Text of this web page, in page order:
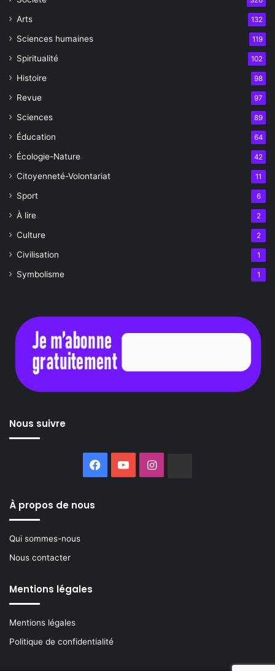
Arts 132
Sciences humaines 119
Spiritualité 102
Histoire 98
Revue 97
Sciences 89
Éducation 64
Écologie-Nature 42
Citoyenneté-Volontariat 11
Sport 6
À lire 2
Culture 2
Civilisation 1
Symbolisme 1
Nous suivre
Facebook
YouTubeInstagram
À propos de nous
Qui sommes-nous
Nous contacter
Mentions légales
Mentions légales
Politique de confidentialité